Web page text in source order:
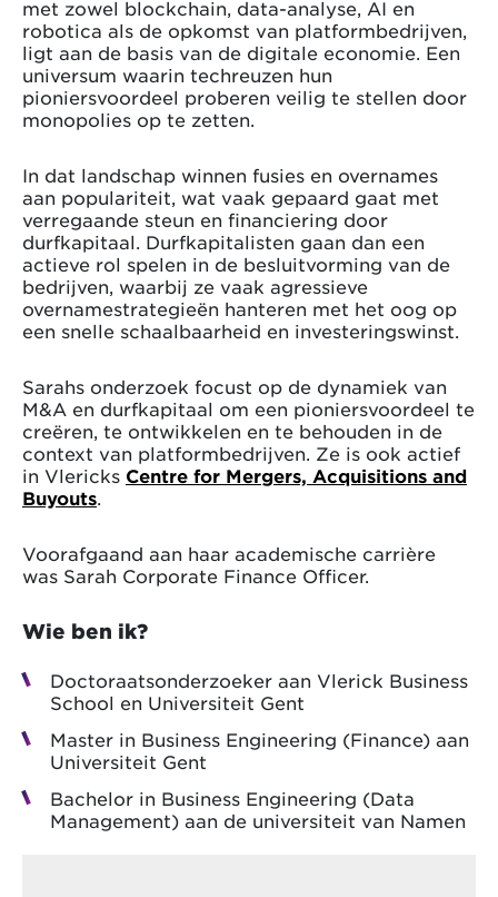
met zowel blockchain, data-analyse, AI en
robotica als de opkomst van platformbedrijven,
ligt aan de basis van de digitale economie. Een
universum waarin techreuzen hun
pioniersvoordeel proberen veilig te stellen door
monopolies op te zetten.
In dat landschap winnen fusies en overnames
aan populariteit, wat vaak gepaard gaat met
verregaande steun en financiering door
durfkapitaal. Durfkapitalisten gaan dan een
actieve rol spelen in de besluitvorming van de
bedrijven, waarbij ze vaak agressieve
overnamestrategieën hanteren met het oog op
een snelle schaalbaarheid en investeringswinst.
Sarahs onderzoek focust op de dynamiek van
M&A en durfkapitaal om een pioniersvoordeel te
creëren, te ontwikkelen en te behouden in de
context van platformbedrijven. Ze is ook actief
in Vlericks Centre for Mergers, Acquisitions and
Buyouts
Voorafgaand aan haar academische carrière
was Sarah Corporate Finance Officer.
Wie ben ik?
Doctoraatsonderzoeker aan Vlerick Business
School en Universiteit Gent
Master in Business Engineering (Finance) aan
Universiteit Gent
Bachelor in Business Engineering (Data
Management) aan de universiteit van Namen